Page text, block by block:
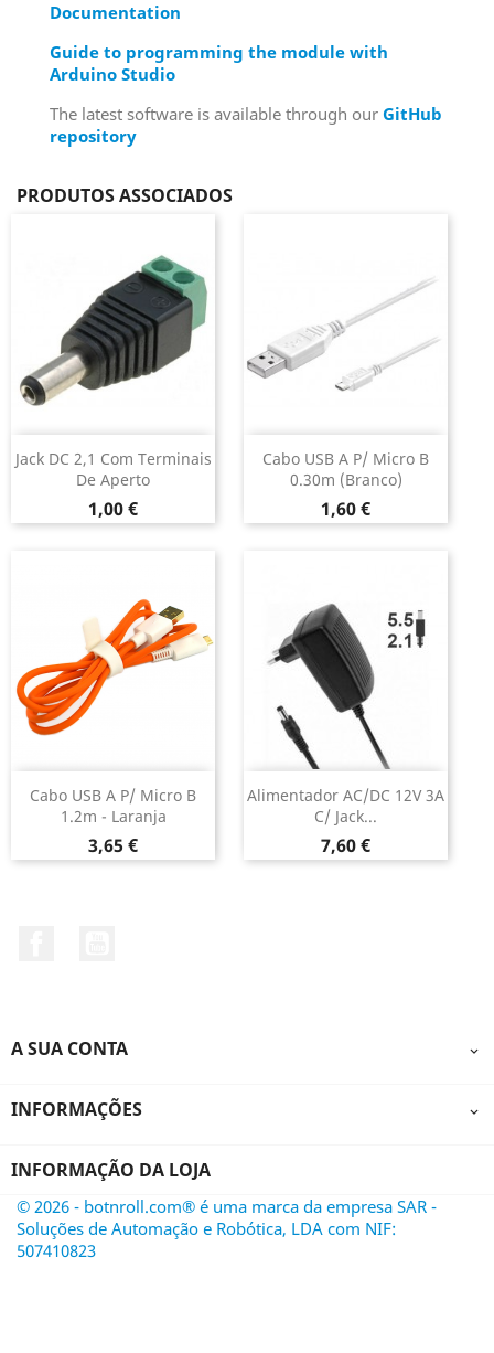
Documentation
Guide to programming the module with
Arduino Studio
The latest software is available through our GitHub
repository
PRODUTOS ASSOCIADOS
Jack DC 2,1 Com Terminais
De Aperto
Preço
1,00 €
Cabo USB A P/ Micro B
0.30m (Branco)
Preço
1,60 €
Cabo USB A P/ Micro B
1.2m - Laranja
Preço
3,65 €
Alimentador AC/DC 12V 3A
C/ Jack...
Preço
7,60 €
A SUA CONTA 
INFORMAÇÕES 
INFORMAÇÃO DA LOJA
© 2026 - botnroll.com® é uma marca da empresa SAR -
Soluções de Automação e Robótica, LDA com NIF:
507410823